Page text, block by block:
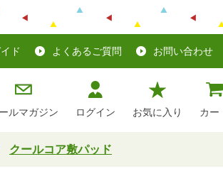
ド よくあるご質問 お問い合わせ
ルマガジン ログイン お気に入り カー
クールコア敷パッド